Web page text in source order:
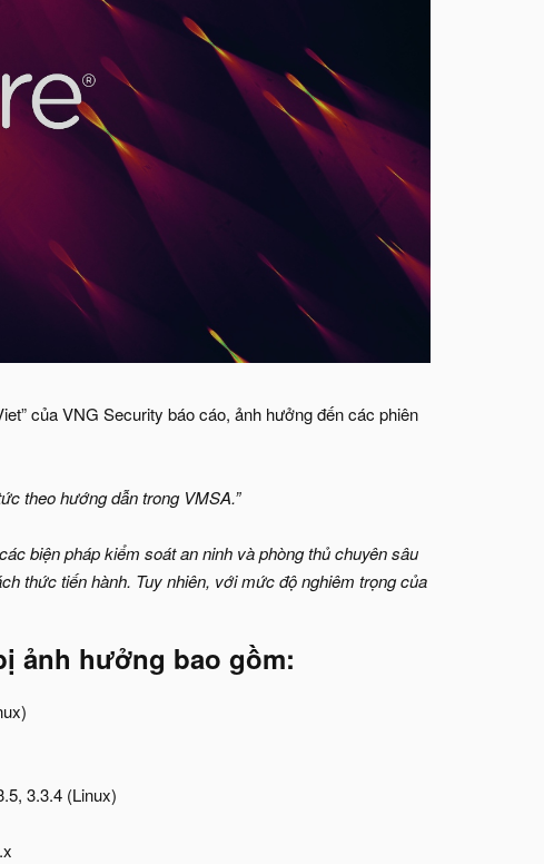
của VNG Security báo cáo, ảnh hưởng đến các phiên
theo hướng dẫn trong VMSA.”
biện pháp kiểm soát an ninh và phòng thủ chuyên sâu
thức tiến hành. Tuy nhiên, với mức độ nghiêm trọng của
ảnh hưởng bao gồm:​
3.3.4 (Linux)